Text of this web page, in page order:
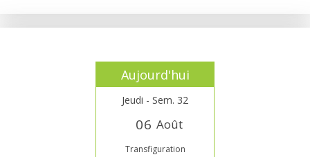
Aujourd'hui
Jeudi - Sem. 32
06 Août
Transfiguration